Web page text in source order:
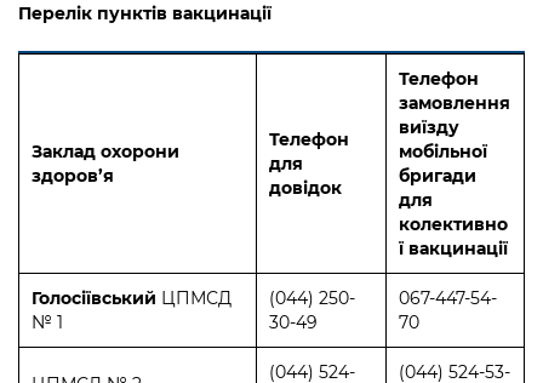
Перелік пунктів вакцинації
Заклад охорони
здоров’я
Телефон
для
довідок
Телефон
замовлення
виїзду
мобільної
бригади
для
колективно
ї вакцинації
Голосіївський ЦПМСД
№ 1
(044) 250-
30-49
067-447-54-
70
(044) 524- (044) 524-53-